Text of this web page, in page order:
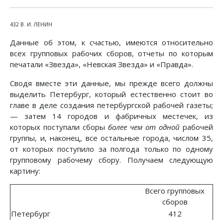
432 В. И. ЛЕНИН
Данные об этом, к счастью, имеются относительно
всех групповых рабочих сборов, отчеты по которым
печатали «Звезда», «Невская Звезда» и «Правда».
Сводя вместе эти данные, мы прежде всего должны
выделить Петербург, который естественно стоит во
главе в деле создания петербургской рабочей газеты;
— затем 14 городов и фабричных местечек, из
которых поступали сборы более чем от одной рабочей
группы, и, наконец, все остальные города, числом 35,
от которых поступило за полгода только по одному
групповому рабочему сбору. Получаем следующую
картину:
Всего групповых
сборов
Петербург
412